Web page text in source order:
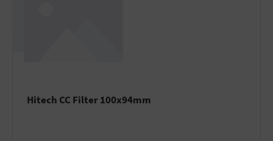
Hitech CC Filter 100x94mm